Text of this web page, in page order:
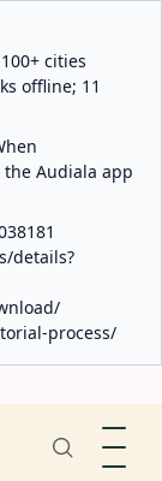
cities
offline; 11
Audiala app
details?
process/